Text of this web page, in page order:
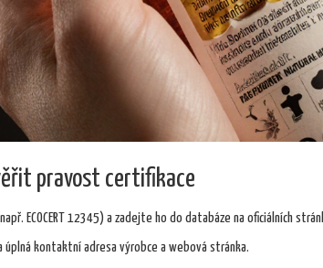
pravost certifikace
ECOCERT 12345) a zadejte ho do databáze na oficiálních
úplná kontaktní adresa výrobce a webová stránka.